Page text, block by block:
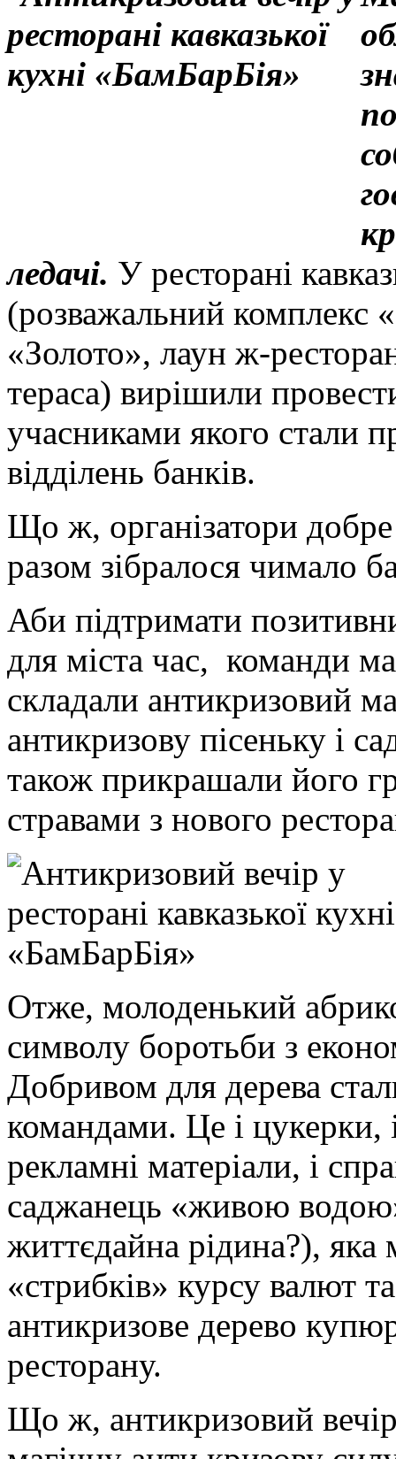
ледачі. У ресторані
(розважальний комплекс
«Золото», лаун ж-
тераса) вирішили
учасниками якого стали
відділень банків.
Що ж, організатори
разом зібралося чимало
Аби підтримати
для міста час, команди
складали антикризовий
антикризову пісеньку і
також прикрашали його
стравами з нового
Отже, молоденький
символу боротьби з
Добривом для дерева
командами. Це і цукерки,
рекламні матеріали, і
саджанець «живою
життєдайна рідина?), яка
«стрибків» курсу валют
антикризове дерево
ресторану.
Що ж, антикризовий